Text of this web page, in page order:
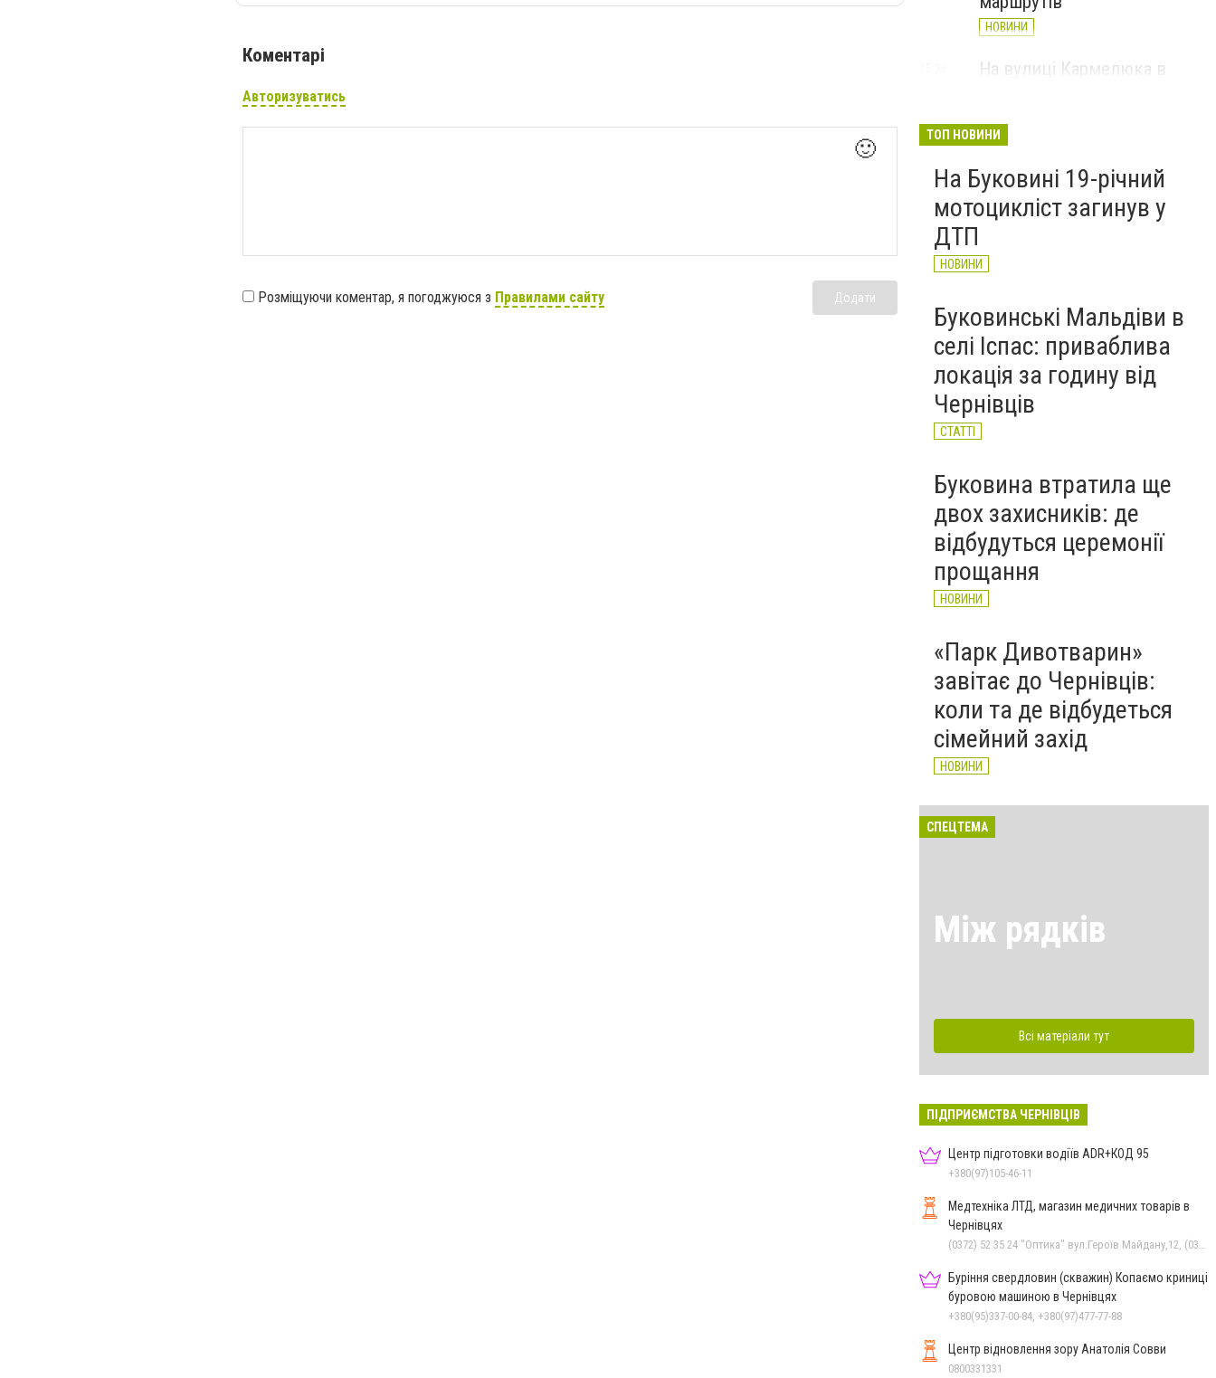
Коментарі
Авторизуватись
🙂
Розміщуючи коментар, я погоджуюся з Правилами сайту Додати
НОВИНИ
На вулиці Кармелюка в
НОВИНИ
ТОП НОВИНИ
На Буковині 19-річний
мотоцикліст загинув у
ДТП
НОВИНИ
Буковинські Мальдіви в
селі Іспас: приваблива
локація за годину від
Чернівців
СТАТТІ
Буковина втратила ще
двох захисників: де
відбудуться церемонії
прощання
НОВИНИ
«Парк Дивотварин»
завітає до Чернівців:
коли та де відбудеться
сімейний захід
НОВИНИ
СПЕЦТЕМА
Між рядків
Всі матеріали тут
ПІДПРИЄМСТВА ЧЕРНІВЦІВ
Центр підготовки водіїв ADR+КОД 95
+380(97)105-46-11
Медтехніка ЛТД, магазин медичних товарів в
Чернівцях
Буріння свердловин (скважин) Копаємо криниці
буровою машиною в Чернівцях
+380(95)337-00-84, +380(97)477-77-88
Центр відновлення зору Анатолія Совви
0800331331